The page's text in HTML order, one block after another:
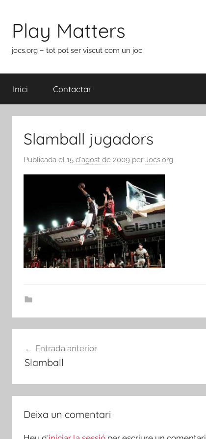
contingut
Play Matters
jocs.org – tot pot ser viscut com un joc
Inici Contactar
Slamball jugadors
Publicada el 15 d'agost de 2009 per Jocs.org
d'entrades
Entrada anterior
Slamball
Deixa un comentari